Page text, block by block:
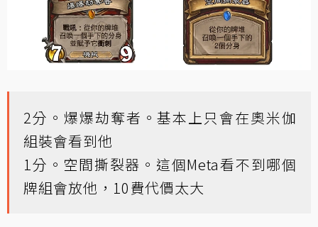
2分。爆爆劫奪者。基本上只會在奧米伽
組裝會看到他
1分。空間撕裂器。這個Meta看不到哪個
牌組會放他，10費代價太大